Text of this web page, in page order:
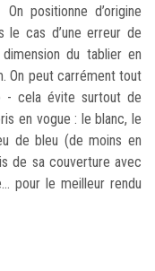
On positionne d’origine
le cas d’une erreur de
du tablier en
On peut carrément tout
- cela évite surtout de
en vogue : le blanc, le
de bleu (de moins en
de sa couverture avec
pour le meilleur rendu